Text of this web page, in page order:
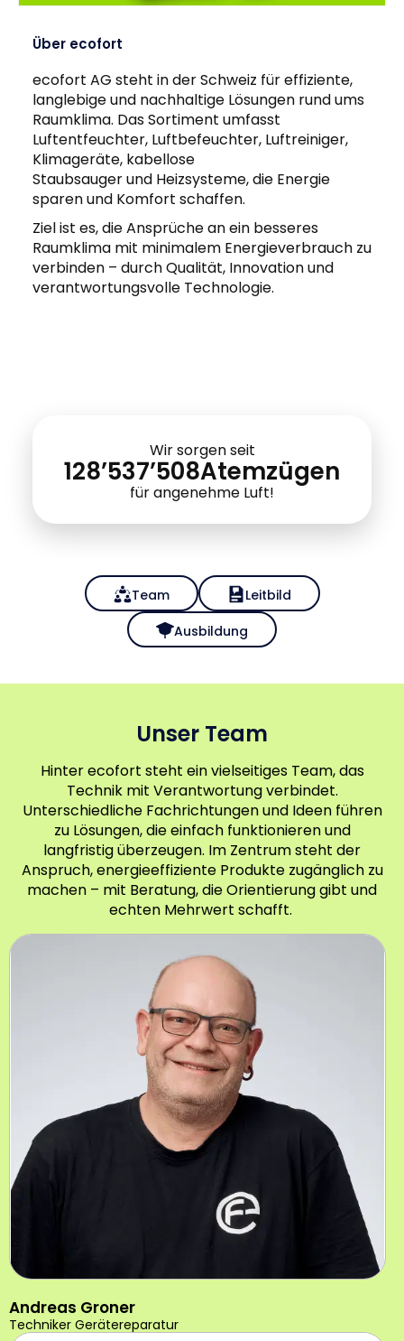
Über ecofort
ecofort AG steht in der Schweiz für effiziente,
langlebige und nachhaltige Lösungen rund ums
Raumklima. Das Sortiment umfasst
Luftentfeuchter, Luftbefeuchter, Luftreiniger,
Klimageräte, kabellose
Staubsauger und Heizsysteme, die Energie
sparen und Komfort schaffen.
Ziel ist es, die Ansprüche an ein besseres
Raumklima mit minimalem Energieverbrauch zu
verbinden – durch Qualität, Innovation und
verantwortungsvolle Technologie.
Wir sorgen seit
128’537’509Atemzügen
für angenehme Luft!
Team
Leitbild
Ausbildung
Unser Team
Hinter ecofort steht ein vielseitiges Team, das
Technik mit Verantwortung verbindet.
Unterschiedliche Fachrichtungen und Ideen führen
zu Lösungen, die einfach funktionieren und
langfristig überzeugen. Im Zentrum steht der
Anspruch, energieeffiziente Produkte zugänglich zu
machen – mit Beratung, die Orientierung gibt und
echten Mehrwert schafft.
Andreas Groner
Techniker Gerätereparatur